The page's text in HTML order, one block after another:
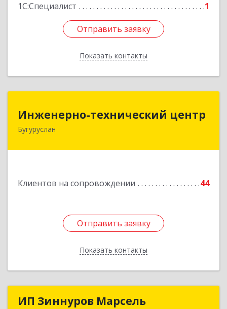
1С:Специалист
1
Отправить заявку
Показать контакты
Отправить заявку
Назад
Инженерно-технический центр
Бугуруслан
Клиентов на сопровождении 44
Отправить заявку
Показать контакты
Инженерно-технический центр
461633, Оренбургская обл, Бугуруслан г,
Отправить заявку
Назад
ИП Зиннуров Марсель
ИП Зиннуров Марсель